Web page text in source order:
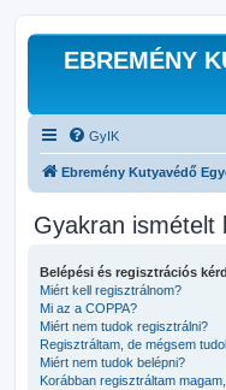
EBREMÉNY
GyIK
Ebremény Kutyavédő
Gyakran ismételt
Belépési és regisztrációs
Miért kell regisztrálnom?
Mi az a COPPA?
Miért nem tudok regisztrálni?
Regisztráltam, de mégsem
Miért nem tudok belépni?
Korábban regisztráltam